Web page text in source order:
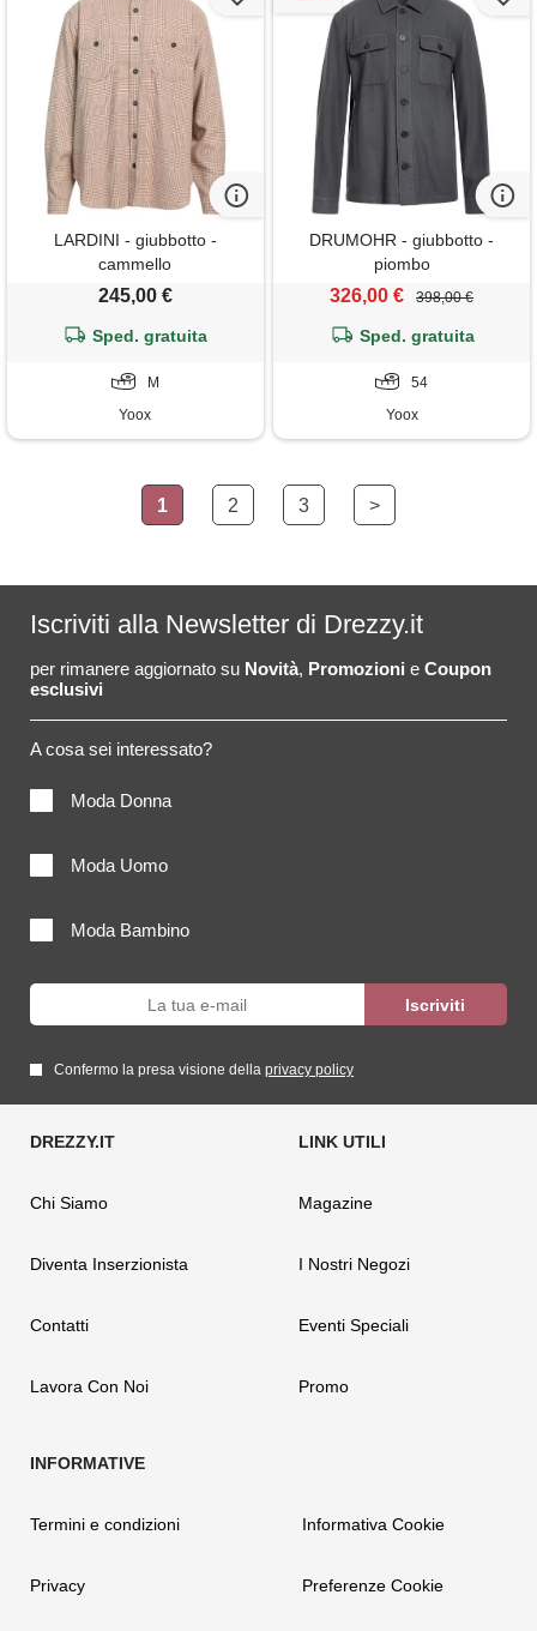
LARDINI - giubbotto -
cammello
245,00 €
Sped. gratuita
M
Yoox
DRUMOHR - giubbotto -
piombo
326,00 € 398,00 €
Sped. gratuita
54
Yoox
1 2 3 >
Iscriviti alla Newsletter di Drezzy.it
per rimanere aggiornato su Novità, Promozioni e Coupon
esclusivi
A cosa sei interessato?
Moda Donna
Moda Uomo
Moda Bambino
Confermo la presa visione della privacy policy
Chi Siamo
Diventa Inserzionista
Contatti
Lavora Con Noi
Magazine
I Nostri Negozi
Eventi Speciali
Promo
Termini e condizioni
Privacy
Informativa Cookie
Preferenze Cookie